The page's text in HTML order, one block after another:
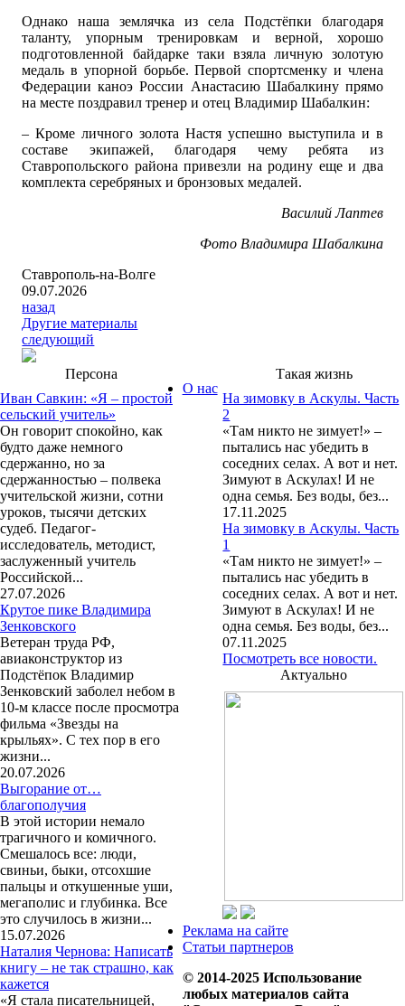
Однако наша землячка из села Подстёпки благодаря
таланту, упорным тренировкам и верной, хорошо
подготовленной байдарке таки взяла личную золотую
медаль в упорной борьбе. Первой спортсменку и члена
Федерации каноэ России Анастасию Шабалкину прямо
на месте поздравил тренер и отец Владимир Шабалкин:
– Кроме личного золота Настя успешно выступила и в
составе экипажей, благодаря чему ребята из
Ставропольского района привезли на родину еще и два
комплекта серебряных и бронзовых медалей.
Василий Лаптев
Фото Владимира Шабалкина
Ставрополь-на-Волге
09.07.2026
назад
Другие материалы
следующий
Персона
Иван Савкин: «Я – простой
сельский учитель»
Он говорит спокойно, как
будто даже немного
сдержанно, но за
сдержанностью – полвека
учительской жизни, сотни
уроков, тысячи детских
судеб. Педагог-
исследователь, методист,
заслуженный учитель
Российской...
27.07.2026
Крутое пике Владимира
Зенковского
Ветеран труда РФ,
авиаконструктор из
Подстёпок Владимир
Зенковский заболел небом в
10-м классе после просмотра
фильма «Звезды на
крыльях». С тех пор в его
жизни...
20.07.2026
Выгорание от…
благополучия
В этой истории немало
трагичного и комичного.
Смешалось все: люди,
свиньи, быки, отсохшие
пальцы и откушенные уши,
мегаполис и глубинка. Все
это случилось в жизни...
15.07.2026
Наталия Чернова: Написать
книгу – не так страшно, как
кажется
«Я стала писательницей,
Такая жизнь
На зимовку в Аскулы. Часть
2
«Там никто не зимует!» –
пытались нас убедить в
соседних селах. А вот и нет.
Зимуют в Аскулах! И не
одна семья. Без воды, без...
17.11.2025
На зимовку в Аскулы. Часть
1
«Там никто не зимует!» –
пытались нас убедить в
соседних селах. А вот и нет.
Зимуют в Аскулах! И не
одна семья. Без воды, без...
07.11.2025
Посмотреть все новости.
Актуально
О нас
Реклама на сайте
Статьи партнеров
© 2014-2025 Использование
любых материалов сайта